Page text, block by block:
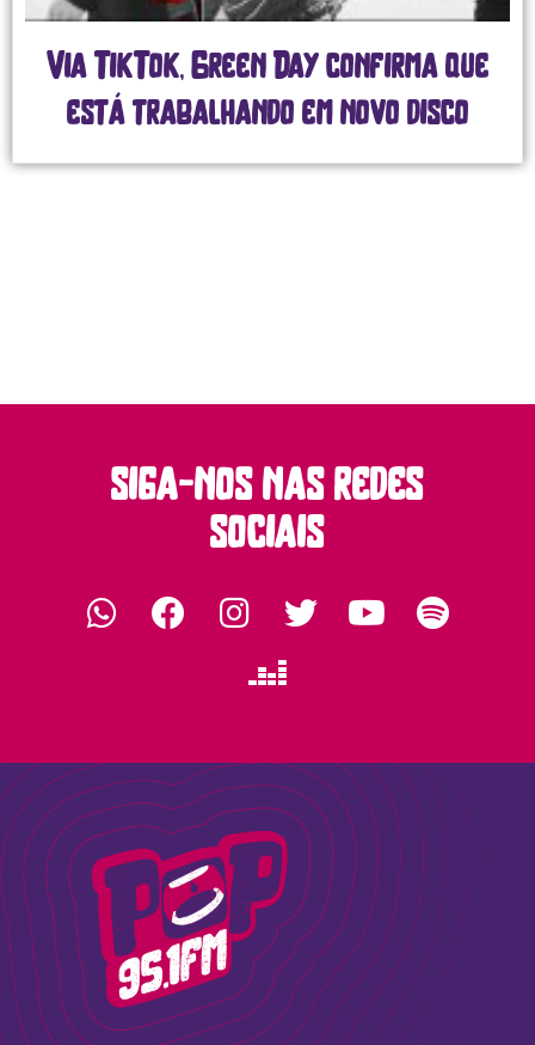
Via TikTok, Green Day confirma que
está trabalhando em novo disco
siga-nos nas redes
sociais